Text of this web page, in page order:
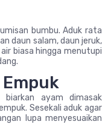
bumbu. Aduk rata
daun salam, daun jeruk,
biasa hingga menutupi
biarkan ayam dimasak
Sesekali aduk agar
lupa menyesuaikan